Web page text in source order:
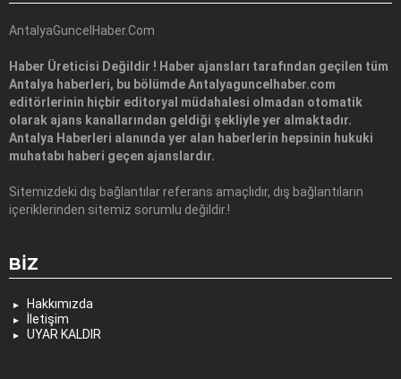
AntalyaGuncelHaber.Com
Haber Üreticisi Değildir ! Haber ajansları tarafından geçilen tüm
Antalya haberleri, bu bölümde Antalyaguncelhaber.com
editörlerinin hiçbir editoryal müdahalesi olmadan otomatik
olarak ajans kanallarından geldiği şekliyle yer almaktadır.
Antalya Haberleri alanında yer alan haberlerin hepsinin hukuki
muhatabı haberi geçen ajanslardır.
Sitemizdeki dış bağlantılar referans amaçlıdır, dış bağlantıların
içeriklerinden sitemiz sorumlu değildir.!
BIZ
Hakkımızda
İletişim
UYAR KALDIR